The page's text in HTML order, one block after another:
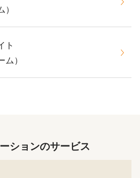
ト
ム）
ションのサービス